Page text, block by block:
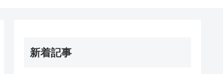
新着記事